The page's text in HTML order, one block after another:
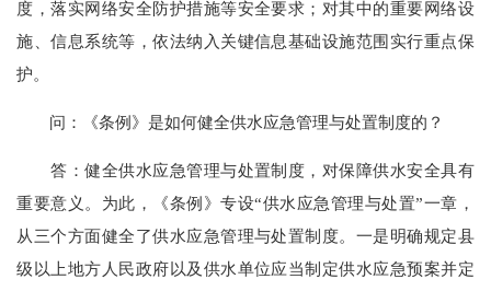
度，落实网络安全防护措施等安全要求；对其中的重要网络设
施、信息系统等，依法纳入关键信息基础设施范围实行重点保
护。
问：《条例》是如何健全供水应急管理与处置制度的？
答：健全供水应急管理与处置制度，对保障供水安全具有
重要意义。为此，《条例》专设“供水应急管理与处置”一章，
从三个方面健全了供水应急管理与处置制度。一是明确规定县
级以上地方人民政府以及供水单位应当制定供水应急预案并定